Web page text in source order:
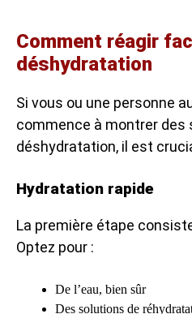
Comment réagir
déshydratation
Si vous ou une personne
commence à montrer des
déshydratation, il est
Hydratation rapide
La première étape
Optez pour :
De l’eau, bien sûr
Des solutions de